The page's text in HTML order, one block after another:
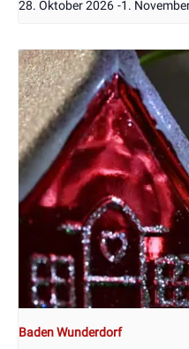
28. Oktober 2026 -1.
Baden Wunderdorf